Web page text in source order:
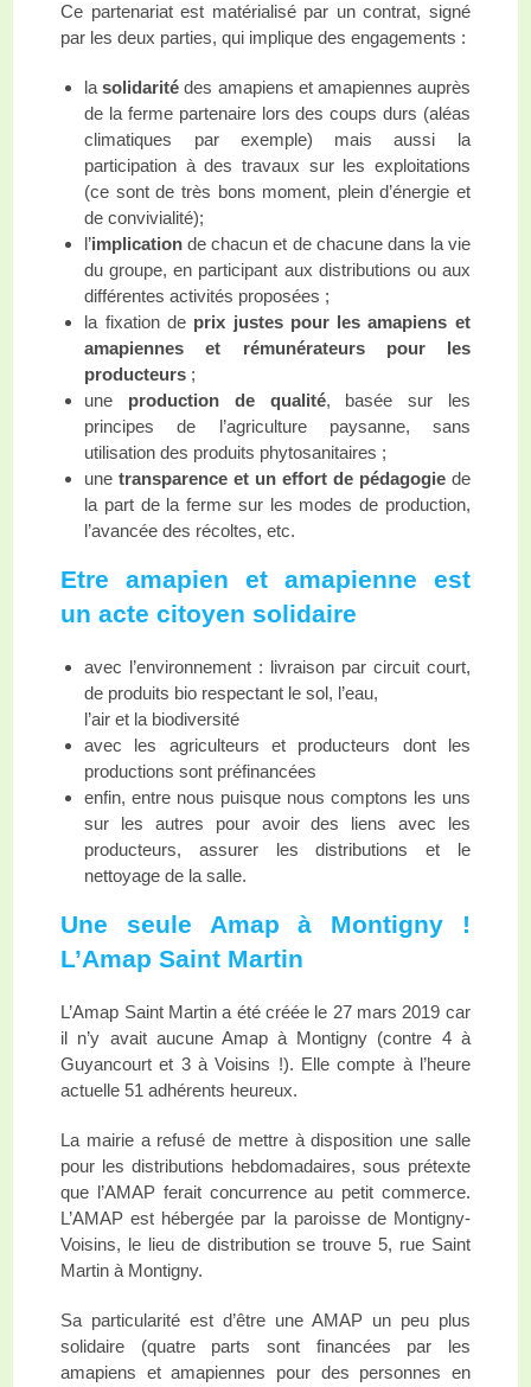
Ce partenariat est matérialisé par un contrat, signé
par les deux parties, qui implique des engagements :
lasolidarité des amapiens et amapiennes auprès
de la ferme partenaire lors des coups durs (aléas
climatiques par exemple) mais aussi la
participation à des travaux sur les exploitations
(ce sont de très bons moment, plein d’énergie et
de convivialité);
l’implication de chacun et de chacune dans la vie
du groupe, en participant aux distributions ou aux
différentes activités proposées ;
la fixation de prix justes pour les amapiens et
amapiennes et rémunérateurs pour les
producteurs ;
une production de qualité, basée sur les
principes de l’agriculture paysanne, sans
utilisation des produits phytosanitaires ;
unetransparence et un effort de pédagogiede
la part de la ferme sur les modes de production,
l’avancée des récoltes, etc.
Etre amapien et amapienne est
un acte citoyen solidaire
avec l’environnement : livraison par circuit court,
de produits bio respectant le sol, l’eau,
l’air et la biodiversité
avec les agriculteurs et producteurs dont les
productions sont préfinancées
enfin, entre nous puisque nous comptons les uns
sur les autres pour avoir des liens avec les
producteurs, assurer les distributions et le
nettoyage de la salle.
Une seule Amap à Montigny !
L’Amap Saint Martin
L’Amap Saint Martin a été créée le 27 mars 2019 car
il n’y avait aucune Amap à Montigny (contre 4 à
Guyancourt et 3 à Voisins !). Elle compte à l’heure
actuelle 51 adhérents heureux.
La mairie a refusé de mettre à disposition une salle
pour les distributions hebdomadaires, sous prétexte
que l’AMAP ferait concurrence au petit commerce.
L’AMAP est hébergée par la paroisse de Montigny-
Voisins, le lieu de distribution se trouve 5, rue Saint
Martin à Montigny.
Sa particularité est d’être une AMAP un peu plus
solidaire (quatre parts sont financées par les
amapiens et amapiennes pour des personnes en